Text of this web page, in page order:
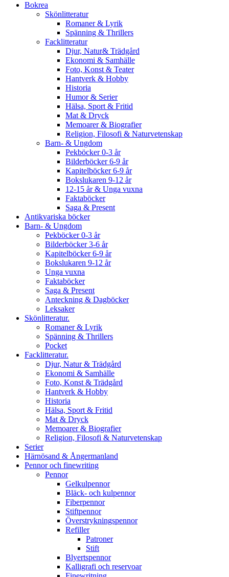
Bokrea
Skönlitteratur
Romaner & Lyrik
Spänning & Thrillers
Facklitteratur
Djur, Natur& Trädgård
Ekonomi & Samhälle
Foto, Konst & Teater
Hantverk & Hobby
Historia
Humor & Serier
Hälsa, Sport & Fritid
Mat & Dryck
Memoarer & Biografier
Religion, Filosofi & Naturvetenskap
Barn- & Ungdom
Pekböcker 0-3 år
Bilderböcker 6-9 år
Kapitelböcker 6-9 år
Bokslukaren 9-12 år
12-15 år & Unga vuxna
Faktaböcker
Saga & Present
Antikvariska böcker
Barn- & Ungdom
Pekböcker 0-3 år
Bilderböcker 3-6 år
Kapitelböcker 6-9 år
Bokslukaren 9-12 år
Unga vuxna
Faktaböcker
Saga & Present
Anteckning & Dagböcker
Leksaker
Skönlitteratur.
Romaner & Lyrik
Spänning & Thrillers
Pocket
Facklitteratur.
Djur, Natur & Trädgård
Ekonomi & Samhälle
Foto, Konst & Trädgård
Hantverk & Hobby
Historia
Hälsa, Sport & Fritid
Mat & Dryck
Memoarer & Biografier
Religion, Filosofi & Naturvetenskap
Serier
Härnösand & Ångermanland
Pennor och finewriting
Pennor
Gelkulpennor
Bläck- och kulpennor
Fiberpennor
Stiftpennor
Överstrykningspennor
Refiller
Patroner
Stift
Blyertspennor
Kalligrafi och reservoar